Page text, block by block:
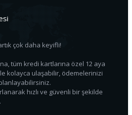
çok daha keyifli!
tüm kredi kartlarına özel 12 aya
kolayca ulaşabilir, ödemelerinizi
hızlı ve güvenli bir şekilde